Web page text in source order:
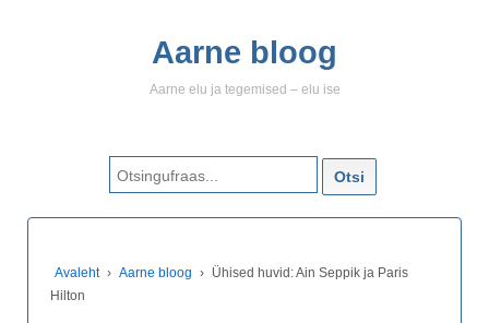
Aarne bloog
Aarne elu ja tegemised – elu ise
Search for:
Avaleht › Aarne bloog › Ühised huvid: Ain Seppik ja Paris
Hilton